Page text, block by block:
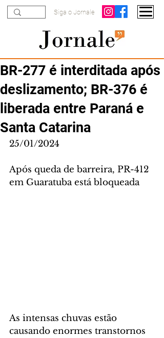
Siga o Jornale
BR-277 é interditada após
deslizamento; BR-376 é
liberada entre Paraná e
Santa Catarina
25/01/2024
Após queda de barreira, PR-412
em Guaratuba está bloqueada
As intensas chuvas estão
causando enormes transtornos